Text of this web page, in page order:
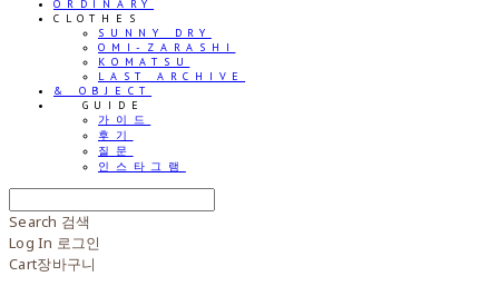
ORDINARY
CLOTHES
SUNNY DRY
OMI-ZARASHI
KOMATSU
LAST ARCHIVE
& OBJECT
⠀⠀GUIDE
가이드
후기
질문
인스타그램
Search 검색
Log In 로그인
Cart장바구니